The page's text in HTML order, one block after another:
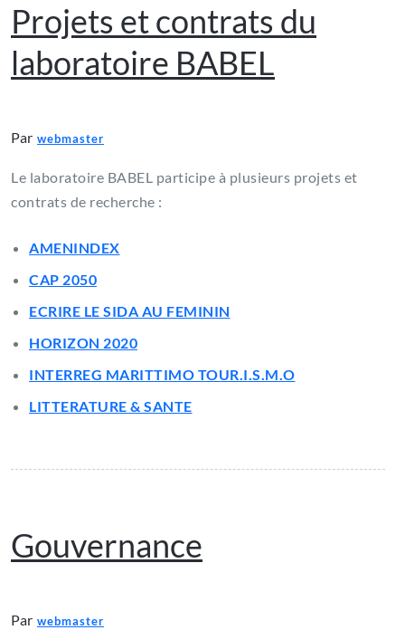
Projets et contrats du
laboratoire BABEL
Par webmaster
Le laboratoire BABEL participe à plusieurs projets et
contrats de recherche :
AMENINDEX
CAP 2050
ECRIRE LE SIDA AU FEMININ
HORIZON 2020
INTERREG MARITTIMO TOUR.I.S.M.O
LITTERATURE & SANTE
Gouvernance
Par webmaster